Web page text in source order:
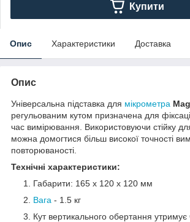
Купити
Опис Характеристики Доставка
Опис
Універсальна підставка для мікрометра
регульованим кутом призначена для
час вимірювання. Використовуючи стійку
можна домогтися більш високої точності
повторюваності.
Технічні характеристики:
Габарити: 165 х 120 х 120 мм
Вага - 1.5 кг
Кут вертикального обертання